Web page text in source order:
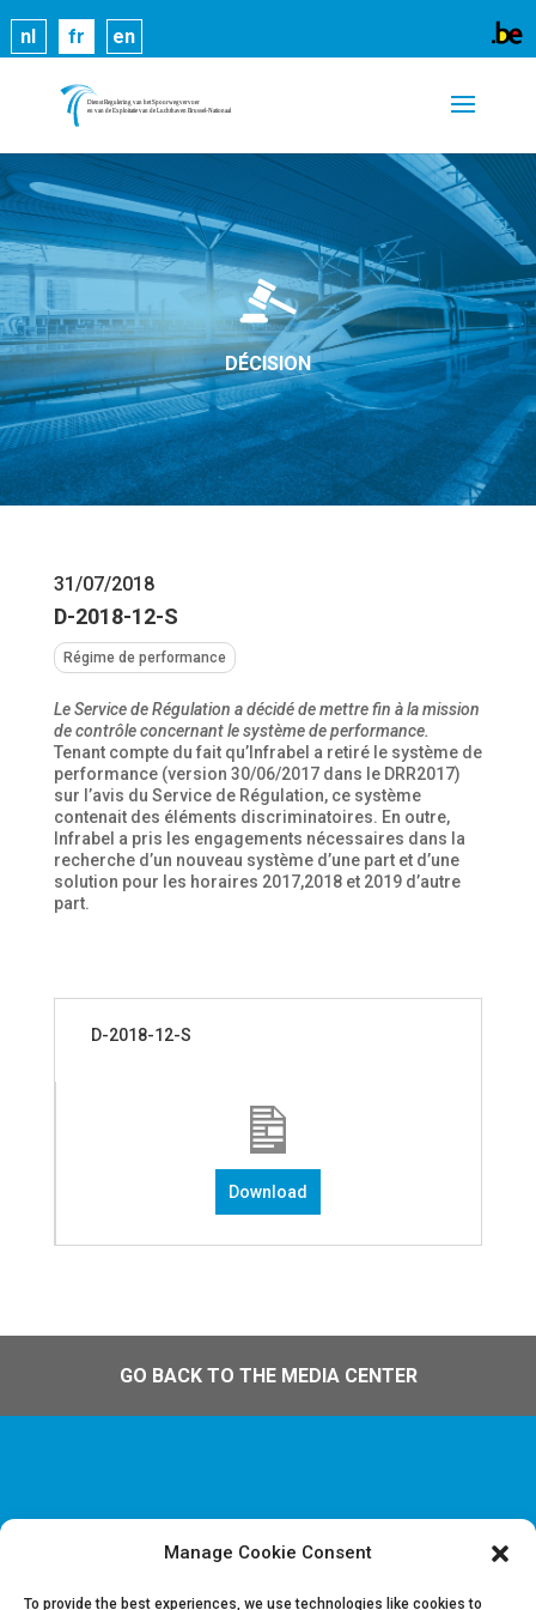
Manage Cookie Consent
To provide the best experiences, we use technologies like cookies to
nl fr en
DÉCISION
31/07/2018
D-2018-12-S
Régime de performance
Le Service de Régulation a décidé de mettre fin à la mission
de contrôle concernant le système de performance.
Tenant compte du fait qu’Infrabel a retiré le système de
performance (version 30/06/2017 dans le DRR2017)
sur l’avis du Service de Régulation, ce système
contenait des éléments discriminatoires. En outre,
Infrabel a pris les engagements nécessaires dans la
recherche d’un nouveau système d’une part et d’une
solution pour les horaires 2017,2018 et 2019 d’autre
part.
D-2018-12-S
Download
GO BACK TO THE MEDIA CENTER
Disclaimer & Informations juridiques
Les cookies nous permettent de vous proposer nos
services plus facilement. En utilisant nos services,
vous nous donnez expressément votre accord pour
exploiter ces cookies.